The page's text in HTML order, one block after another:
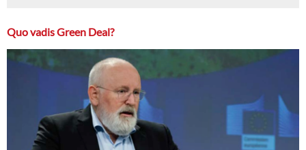
Quo vadis Green Deal?